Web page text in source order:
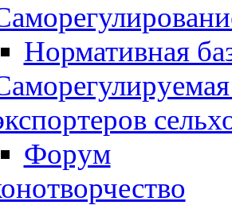
Нормативная
Форум